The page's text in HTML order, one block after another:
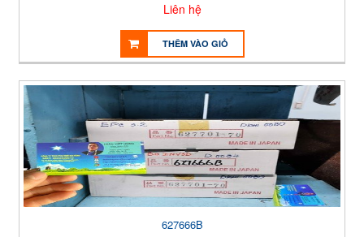
Liên hệ
THÊM VÀO GIỎ
627666B